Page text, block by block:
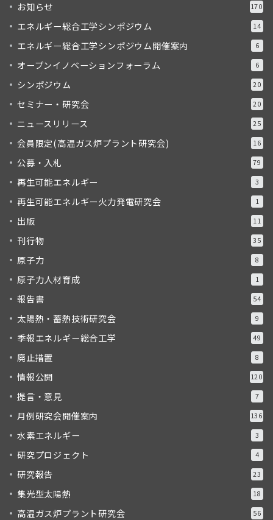
お知らせ 170
エネルギー総合工学シンポジウム 14
エネルギー総合工学シンポジウム開催案内 6
オープンイノベーションフォーラム 6
シンポジウム 20
セミナー・研究会 20
ニュースリリース 25
会員限定(高温ガス炉プラント研究会) 16
公募・入札 79
再生可能エネルギー 3
再生可能エネルギー火力発電研究会 1
出版 11
刊行物 35
原子力 8
原子力人材育成 1
報告書 54
太陽熱・蓄熱技術研究会 9
季報エネルギー総合工学 49
廃止措置 8
情報公開 120
提言・意見 7
月例研究会開催案内 136
水素エネルギー 3
研究プロジェクト 4
研究報告 23
集光型太陽熱 18
高温ガス炉プラント研究会 56